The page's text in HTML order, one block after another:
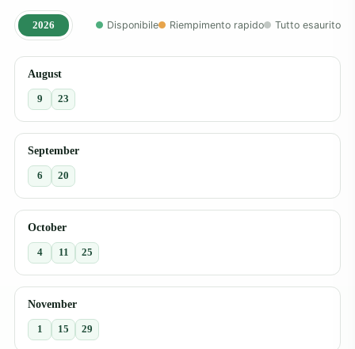
2026 Disponibile Riempimento rapido Tutto esaurito
August
9 23
September
6 20
October
4 11 25
November
1 15 29